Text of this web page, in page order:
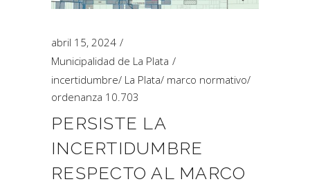
abril 15, 2024
Municipalidad de La Plata
incertidumbre/ La Plata/ marco normativo/
ordenanza 10.703
PERSISTE LA
INCERTIDUMBRE
RESPECTO AL MARCO